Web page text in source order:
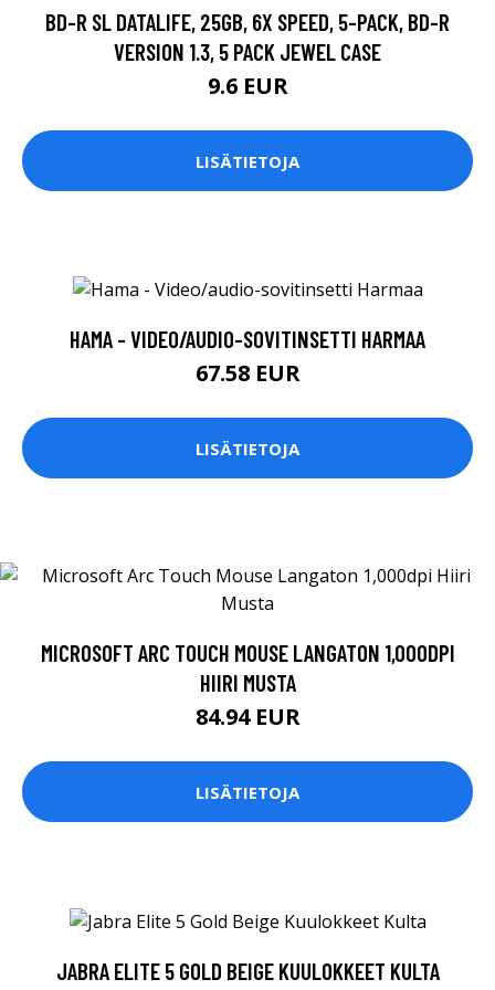
BD-R SL DATALIFE, 25GB, 6X SPEED, 5-PACK, BD-R
VERSION 1.3, 5 PACK JEWEL CASE
9.6 EUR
LISÄTIETOJA
HAMA - VIDEO/AUDIO-SOVITINSETTI HARMAA
67.58 EUR
LISÄTIETOJA
MICROSOFT ARC TOUCH MOUSE LANGATON 1,000DPI
HIIRI MUSTA
84.94 EUR
LISÄTIETOJA
JABRA ELITE 5 GOLD BEIGE KUULOKKEET KULTA